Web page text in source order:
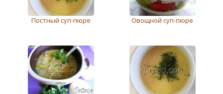
Постный суп-пюре Овощной суп-пюре